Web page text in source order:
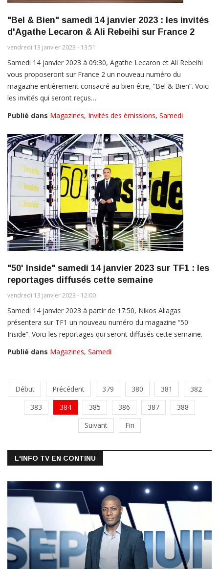
"Bel & Bien" samedi 14 janvier 2023 : les invités
d'Agathe Lecaron & Ali Rebeihi sur France 2
vendredi 13 janvier 2023 - 13:51
Samedi 14 janvier 2023 à 09:30, Agathe Lecaron et Ali Rebeihi
vous proposeront sur France 2 un nouveau numéro du
magazine entièrement consacré au bien être, “Bel & Bien”. Voici
les invités qui seront reçus…
Publié dans Magazines, Invités des émissions, Samedi
"50' Inside" samedi 14 janvier 2023 sur TF1 : les
reportages diffusés cette semaine
vendredi 13 janvier 2023 - 12:00
Samedi 14 janvier 2023 à partir de 17:50, Nikos Aliagas
présentera sur TF1 un nouveau numéro du magazine “50'
Inside”. Voici les reportages qui seront diffusés cette semaine.
Publié dans Magazines, Samedi
Début Précédent 379 380 381
382
383
384 385 386 387
388
Suivant
Fin
L'INFO TV EN CONTINU